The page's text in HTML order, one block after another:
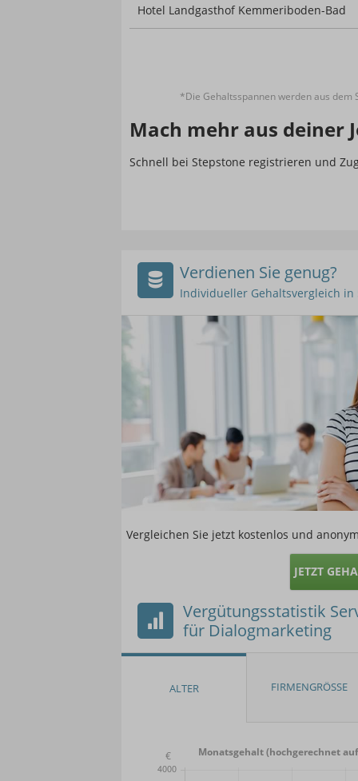
Hotel Landgasthof Kemmeriboden-Bad
*Die Gehaltsspannen werden aus
Mach mehr aus deiner
Schnell bei Stepstone registrieren und
Verdienen Sie genug?
Individueller Gehaltsvergleich in
Vergleichen Sie jetzt kostenlos und
JETZT
Vergütungsstatistik
für Dialogmarketing
Monatsgehalt (hochgerechnet